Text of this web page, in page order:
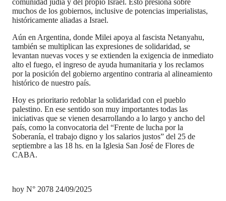
comunidad judía y del propio Israel. Esto presiona sobre
muchos de los gobiernos, inclusive de potencias imperialistas,
históricamente aliadas a Israel.
Aún en Argentina, donde Milei apoya al fascista Netanyahu,
también se multiplican las expresiones de solidaridad, se
levantan nuevas voces y se extienden la exigencia de inmediato
alto el fuego, el ingreso de ayuda humanitaria y los reclamos
por la posición del gobierno argentino contraria al alineamiento
histórico de nuestro país.
Hoy es prioritario redoblar la solidaridad con el pueblo
palestino. En ese sentido son muy importantes todas las
iniciativas que se vienen desarrollando a lo largo y ancho del
país, como la convocatoria del “Frente de lucha por la
Soberanía, el trabajo digno y los salarios justos” del 25 de
septiembre a las 18 hs. en la Iglesia San José de Flores de
CABA.
hoy N° 2078 24/09/2025